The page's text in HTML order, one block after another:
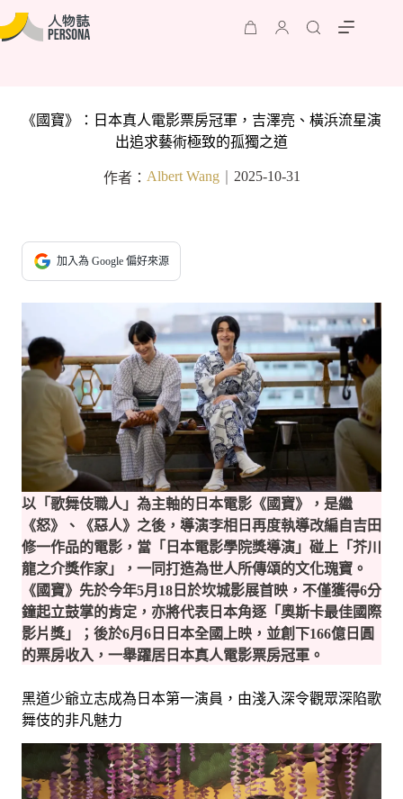
《國寶》：日本真人電影票房冠軍，吉澤亮、橫浜流星演
出追求藝術極致的孤獨之道
作者： Albert Wang｜ 2025-10-31
加入為 Google 偏好來源
以「歌舞伎職人」為主軸的日本電影《國寶》，是繼
《怒》、《惡人》之後，導演李相日再度執導改編自吉田
修一作品的電影，當「日本電影學院獎導演」碰上「芥川
龍之介獎作家」，一同打造為世人所傳頌的文化瑰寶。
《國寶》先於今年5月18日於坎城影展首映，不僅獲得6分
鐘起立鼓掌的肯定，亦將代表日本角逐「奧斯卡最佳國際
影片獎」；後於6月6日日本全國上映，並創下166億日圓
的票房收入，一舉躍居日本真人電影票房冠軍。
黑道少爺立志成為日本第一演員，由淺入深令觀眾深陷歌
舞伎的非凡魅力